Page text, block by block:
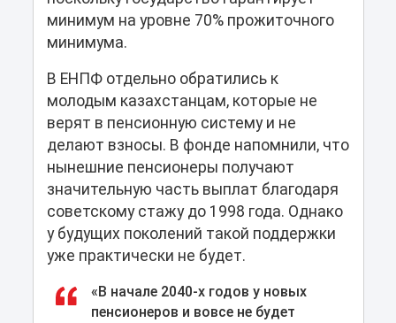
минимум на уровне 70% прожиточного
минимума.
В ЕНПФ отдельно обратились к
молодым казахстанцам, которые не
верят в пенсионную систему и не
делают взносы. В фонде напомнили, что
нынешние пенсионеры получают
значительную часть выплат благодаря
советскому стажу до 1998 года. Однако
у будущих поколений такой поддержки
уже практически не будет.
«В начале 2040-х годов у новых
пенсионеров и вовсе не будет